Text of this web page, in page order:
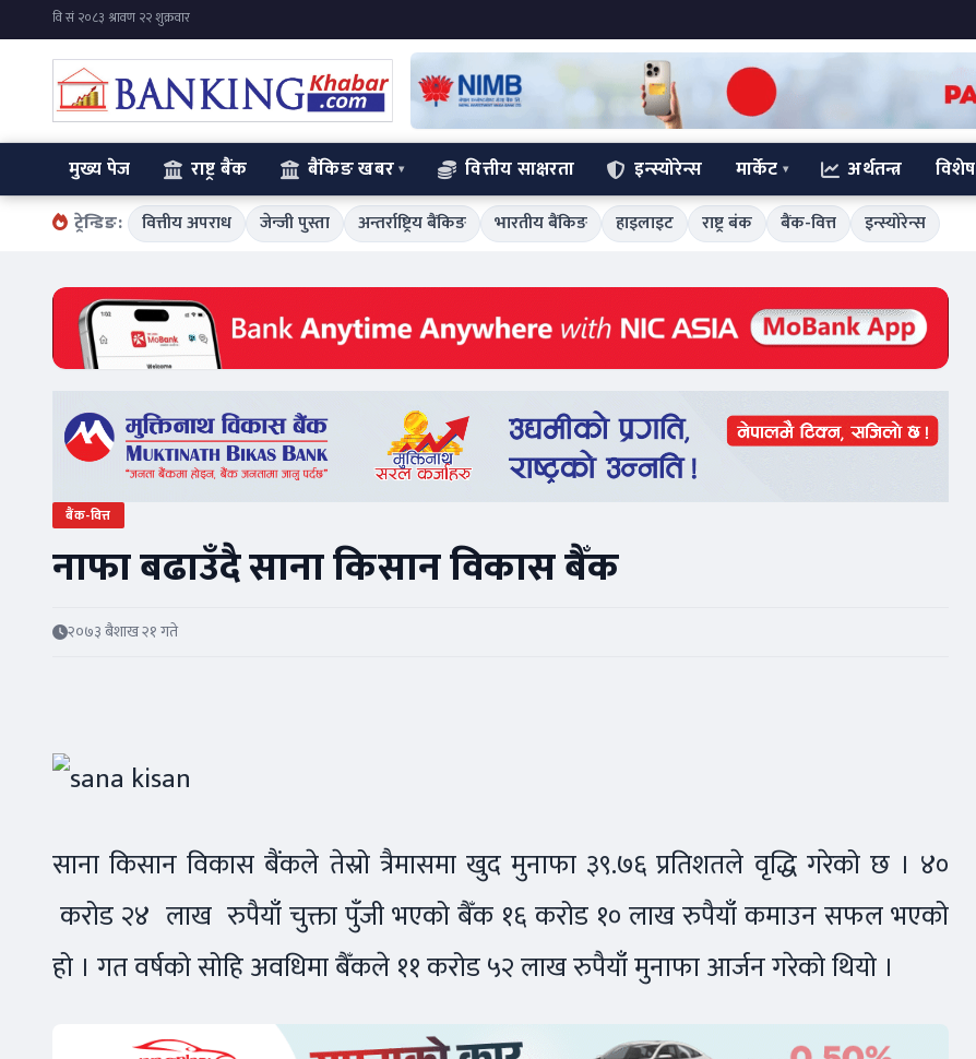
मुख्य पेज राष्ट्र बैंक बैंकिङ खबर वित्तीय साक्षरता इन्स्योरेन्स मार्केट अर्थतन्त्र विशेष
ट्रेन्डिङ: वित्तीय अपराध जेन्जी पुस्ता अन्तर्राष्ट्रिय बैंकिङ भारतीय बैंकिङ हाइलाइट राष्ट्र बंक बैंक-वित्त इन्स्योरेन्स
बैंक-वित्त
नाफा बढाउँदै साना किसान विकास बैँक
२०७३ बैशाख २१ गते
साना किसान विकास बैंकले तेस्रो त्रैमासमा खुद मुनाफा ३९.७६ प्रतिशतले वृद्धि गरेको छ । ४०
करोड २४ लाख रुपैयाँ चुक्ता पुँजी भएको बैँक १६ करोड १० लाख रुपैयाँ कमाउन सफल भएको
हो । गत वर्षको सोहि अवधिमा बैँकले ११ करोड ५२ लाख रुपैयाँ मुनाफा आर्जन गरेको थियो ।